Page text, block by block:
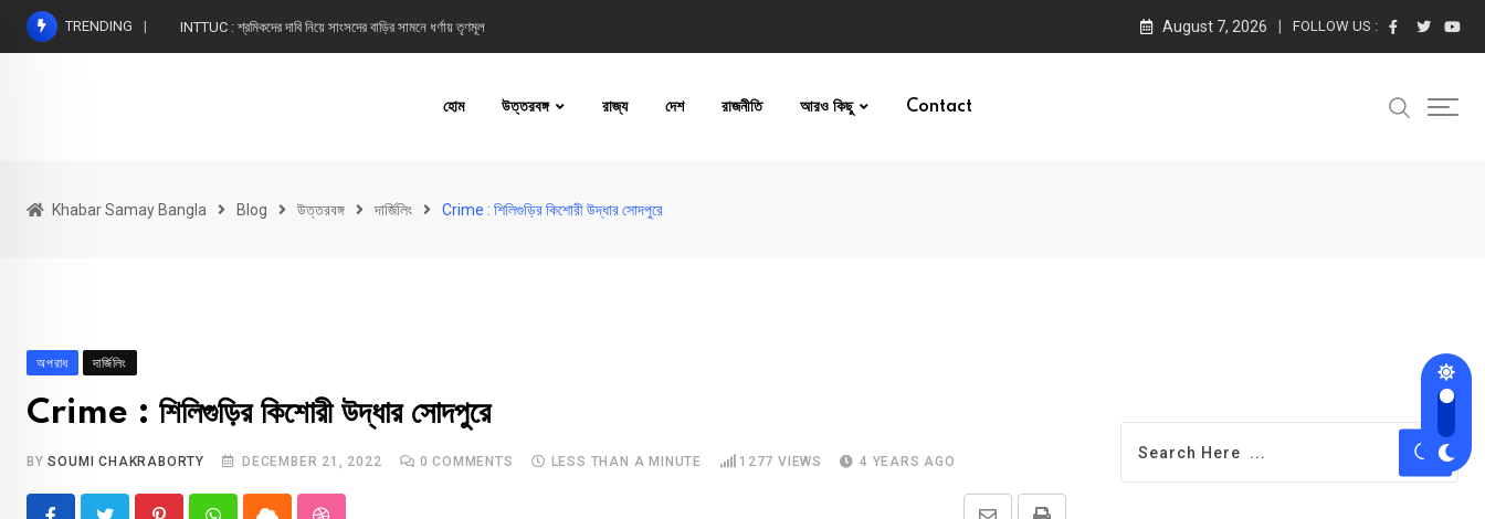
Skip
TRENDING INTTUC : শ্রমিকদের দাবি নিয়ে সাংসদের বাড়ির সামনে ধর্ণায় তৃণমূল August 7, 2026 FOLLOW US :
হোম উত্তরবঙ্গ রাজ্য দেশ রাজনীতি আরও কিছু Contact
Khabar Samay Bangla Blog উত্তরবঙ্গ দার্জিলিং Crime : শিলিগুড়ির কিশোরী উদ্ধার সোদপুরে
অপরাধ দার্জিলিং
Crime : শিলিগুড়ির কিশোরী উদ্ধার সোদপুরে
BYSOUMI CHAKRABORTY DECEMBER 21, 2022 0 COMMENTS LESS THAN A MINUTE 1277 VIEWS 4 YEARS AGO